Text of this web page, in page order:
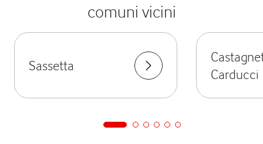
comuni vicini
Sassetta
Carducci